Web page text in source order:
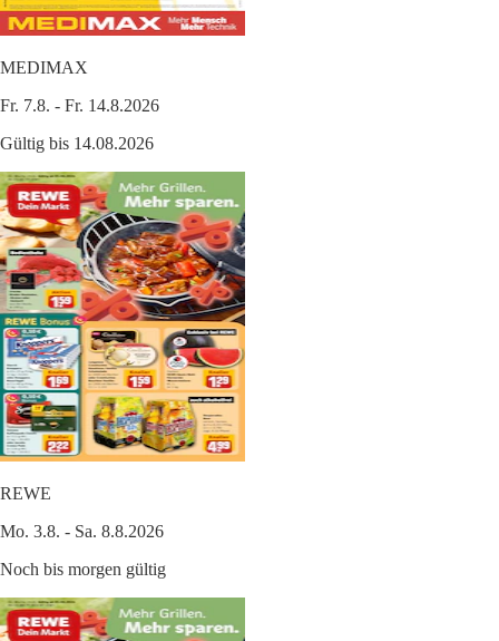
MEDIMAX
Fr. 7.8. - Fr. 14.8.2026
Gültig bis 14.08.2026
REWE
Mo. 3.8. - Sa. 8.8.2026
Noch bis morgen gültig